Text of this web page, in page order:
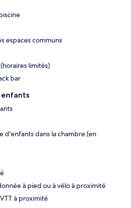
espaces communs
limités)
bar
enfants
d'enfants dans la chambre (en
à pied ou à vélo à proximité
à proximité